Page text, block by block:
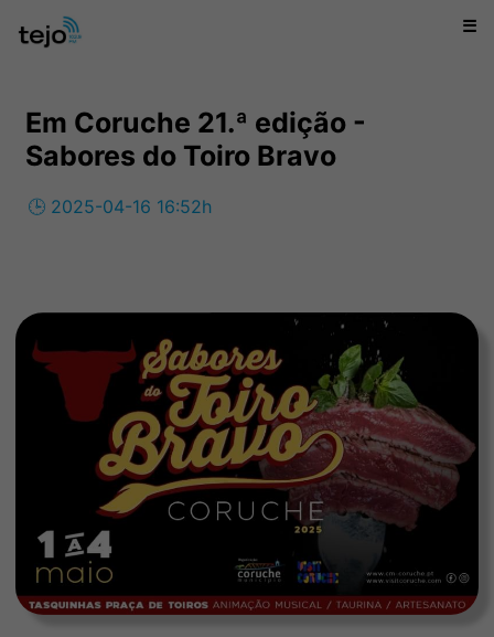
☰
Em Coruche 21.ª edição -
Sabores do Toiro Bravo
🕒 2025-04-16 16:52h